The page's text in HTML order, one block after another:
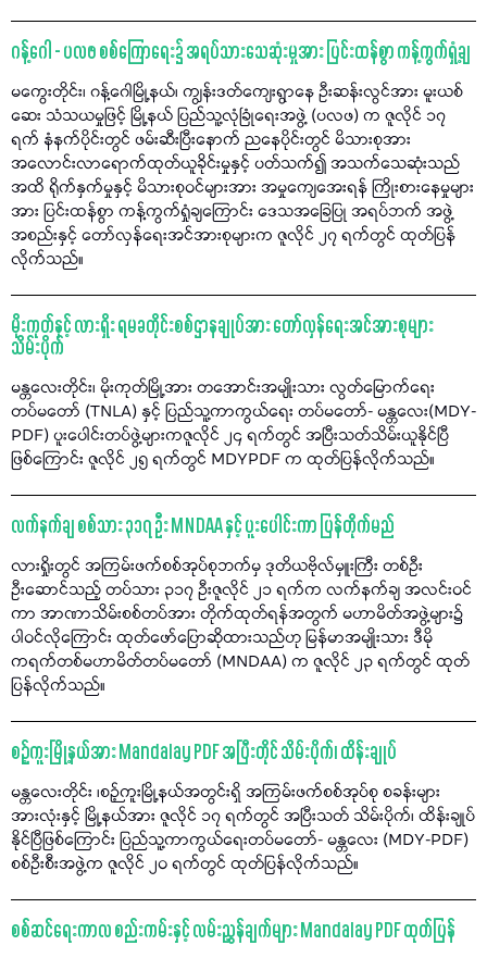
ဂန့်ဂေါ - ပလဖ စစ်ကြောရေး၌ အရပ်သားသေဆုံးမှုအား ပြင်းထန်စွာ ကန့်ကွက်ရှုံ့ချ
မကွေးတိုင်း၊ ဂန့်ဂေါမြို့နယ်၊ ကျွန်းဒတ်ကျေးရွာနေ ဦးဆန်းလွင်အား မူးယစ်
ဆေး သံသယမှုဖြင့် မြို့နယ် ပြည်သူ့လုံခြုံရေးအဖွဲ့ (ပလဖ) က ဇူလိုင် ၁၇
ရက် နံနက်ပိုင်းတွင် ဖမ်းဆီးပြီးနောက် ညနေပိုင်းတွင် မိသားစုအား
အလောင်းလာရောက်ထုတ်ယူခိုင်းမှုနှင့် ပတ်သက်၍ အသက်သေဆုံးသည်
အထိ ရိုက်နှက်မှုနှင့် မိသားစုဝင်များအား အမှုကျေအေးရန် ကြိုးစားနေမှုများ
အား ပြင်းထန်စွာ ကန့်ကွက်ရှုံချကြောင်း ဒေသအခြေပြု အရပ်ဘက် အဖွဲ့
အစည်းနှင့် တော်လှန်ရေးအင်အားစုများက ဇူလိုင် ၂၇ ရက်တွင် ထုတ်ပြန်
လိုက်သည်။
မိုးကုတ်နှင့် လားရှိုး ရမခတိုင်းစစ်ဌာနချုပ်အား တော်လှန်ရေးအင်အားစုများ
သိမ်းပိုက်
မန္တလေးတိုင်း၊ မိုးကုတ်မြို့အား တအောင်းအမျိုးသား လွတ်မြောက်ရေး
တပ်မတော် (TNLA) နှင့် ပြည်သူ့ကာကွယ်ရေး တပ်မတော်- မန္တလေး(MDY-
PDF) ပူးပေါင်းတပ်ဖွဲ့များကဇူလိုင် ၂၄ ရက်တွင် အပြီးသတ်သိမ်းယူနိုင်ပြီ
ဖြစ်ကြောင်း ဇူလိုင် ၂၅ ရက်တွင် MDYPDF က ထုတ်ပြန်လိုက်သည်။
လက်နက်ချ စစ်သား ၃၁၇ ဦး MNDAA နှင့် ပူးပေါင်းကာ ပြန်တိုက်မည်
လားရှိုးတွင် အကြမ်းဖက်စစ်အုပ်စုဘက်မှ ဒုတိယဗိုလ်မှူးကြီး တစ်ဦး
ဦးဆောင်သည့် တပ်သား ၃၁၇ ဦးဇူလိုင် ၂၁ ရက်က လက်နက်ချ အလင်းဝင်
ကာ အာဏာသိမ်းစစ်တပ်အား တိုက်ထုတ်ရန်အတွက် မဟာမိတ်အဖွဲ့များ၌
ပါဝင်လိုကြောင်း ထုတ်ဖော်ပြောဆိုထားသည်ဟု မြန်မာအမျိုးသား ဒီမို
ကရက်တစ်မဟာမိတ်တပ်မတော် (MNDAA) က ဇူလိုင် ၂၃ ရက်တွင် ထုတ်
ပြန်လိုက်သည်။
စဉ့်ကူးမြို့နယ်အား Mandalay PDF အပြီးတိုင် သိမ်းပိုက်၊ ထိန်းချုပ်
မန္တလေးတိုင်း ၊စဉ့်ကူးမြို့နယ်အတွင်းရှိ အကြမ်းဖက်စစ်အုပ်စု စခန်းများ
အားလုံးနှင့် မြို့နယ်အား ဇူလိုင် ၁၇ ရက်တွင် အပြီးသတ် သိမ်းပိုက်၊ ထိန်းချုပ်
နိုင်ပြီဖြစ်ကြောင်း ပြည်သူ့ကာကွယ်ရေးတပ်မတော်- မန္တလေး (MDY-PDF)
စစ်ဦးစီးအဖွဲ့က ဇူလိုင် ၂၀ ရက်တွင် ထုတ်ပြန်လိုက်သည်။
စစ်ဆင်ရေးကာလ စည်းကမ်းနှင့် လမ်းညွှန်ချက်များ Mandalay PDF ထုတ်ပြန်